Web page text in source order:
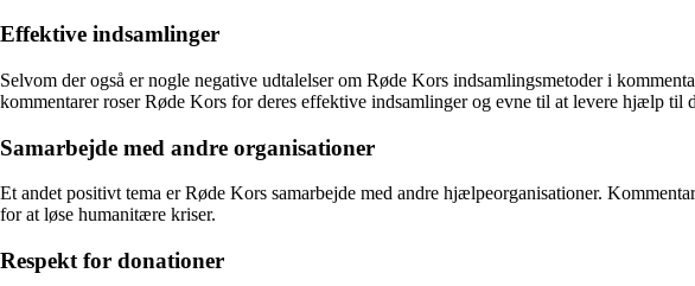
Effektive indsamlinger
Selvom der også er nogle negative udtalelser om Røde Kors indsamlingsmetoder i
kommentarer roser Røde Kors for deres effektive indsamlinger og evne til at levere hjælp til
Samarbejde med andre organisationer
Et andet positivt tema er Røde Kors samarbejde med andre hjælpeorganisationer.
for at løse humanitære kriser.
Respekt for donationer